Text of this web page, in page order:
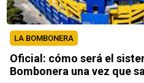
LA BOMBONERA
Oficial: cómo será el
Bombonera una vez que